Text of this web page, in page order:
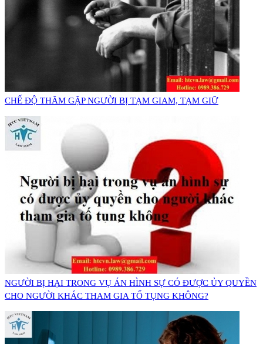
CHẾ ĐỘ THĂM GẶP NGƯỜI BỊ TẠM GIAM, TẠM GIỮ
NGƯỜI BỊ HẠI TRONG VỤ ÁN HÌNH SỰ CÓ ĐƯỢC ỦY QUYỀN
CHO NGƯỜI KHÁC THAM GIA TỐ TỤNG KHÔNG?